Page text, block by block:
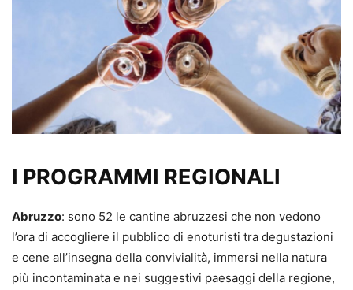
I PROGRAMMI REGIONALI
Abruzzo: sono 52 le cantine abruzzesi che non vedono
l’ora di accogliere il pubblico di enoturisti tra degustazioni
e cene all’insegna della convivialità, immersi nella natura
più incontaminata e nei suggestivi paesaggi della regione,